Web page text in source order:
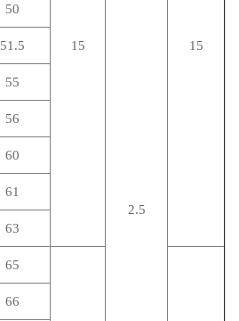
15 15
2.5
50
51.5
55
56
60
61
63
65
66